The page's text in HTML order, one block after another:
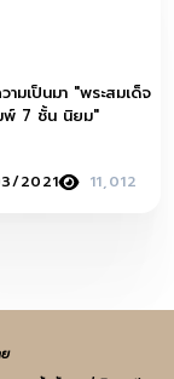
ามเป็นมา "พระสมเด็จ
โย พิมพ์ 7 ชั้น นิยม"
2021 11,012